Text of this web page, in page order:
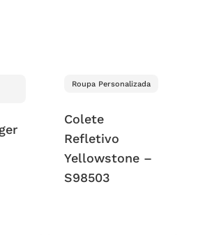
Roupa Personalizada
Colete
Refletivo
Yellowstone –
S98503